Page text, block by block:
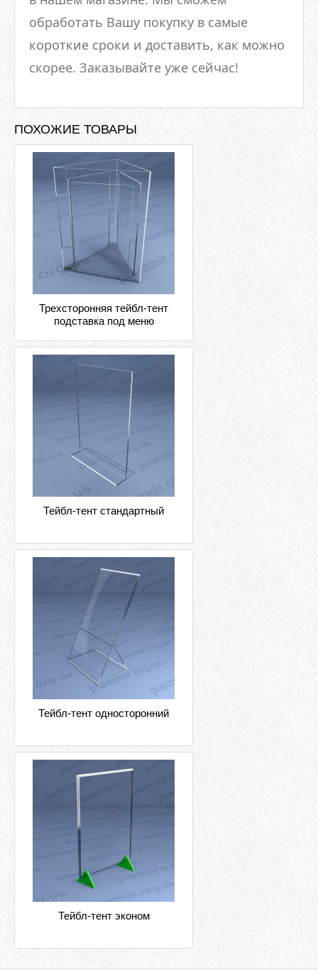
обработать Вашу покупку в самые
короткие сроки и доставить, как можно
скорее. Заказывайте уже сейчас!
ПОХОЖИЕ ТОВАРЫ
Трехсторонняя тейбл-тент
подставка под меню
Тейбл-тент стандартный
Тейбл-тент односторонний
Тейбл-тент эконом